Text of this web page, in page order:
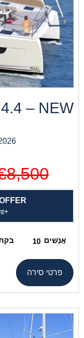
– NEW
+EXTRA 5% Discount
אֲנָשִׁים 10
פרטי סירה